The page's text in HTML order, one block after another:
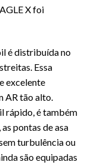
X foi
é distribuída no
Essa
excelente
AR tão alto.
rápido, é também
pontas de asa
turbulência ou
são equipadas